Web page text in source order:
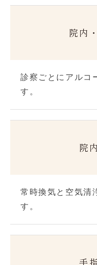
院内
診察ごとにアルコ
す。
院
常時換気と空気清
す。
手